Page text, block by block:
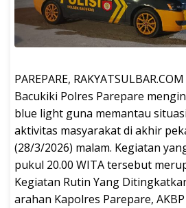
PAREPARE,
Bacukiki Polres Parepare
blue light guna memantau
aktivitas masyarakat di akhir
(28/3/2026) malam. Kegiatan
pukul 20.00 WITA tersebut
Kegiatan Rutin Yang
arahan Kapolres Parepare,